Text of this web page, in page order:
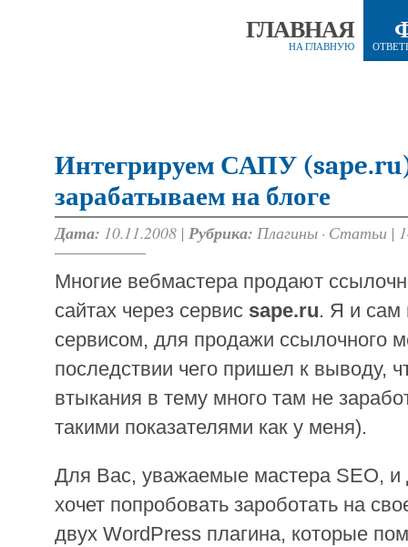
ГЛАВНАЯ
НА ГЛАВНУЮ
Интегрируем САПУ
зарабатываем на блоге
Дата: 10.11.2008 | Рубрика: Плагины · Статьи |
Многие вебмастера продают
сайтах через сервис sape.ru. Я и сам
сервисом, для продажи ссылочного
последствии чего пришел к выводу,
втыкания в тему много там не
такими показателями как у меня).
Для Вас, уважаемые мастера SEO, и
хочет попробовать зароботать на
двух WordPress плагина, которые